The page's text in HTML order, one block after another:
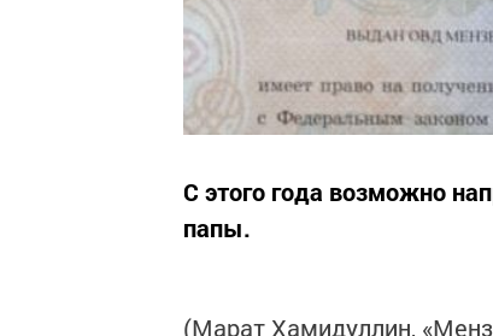
С этого года возможно
папы.
(Марат Хамидуллин,